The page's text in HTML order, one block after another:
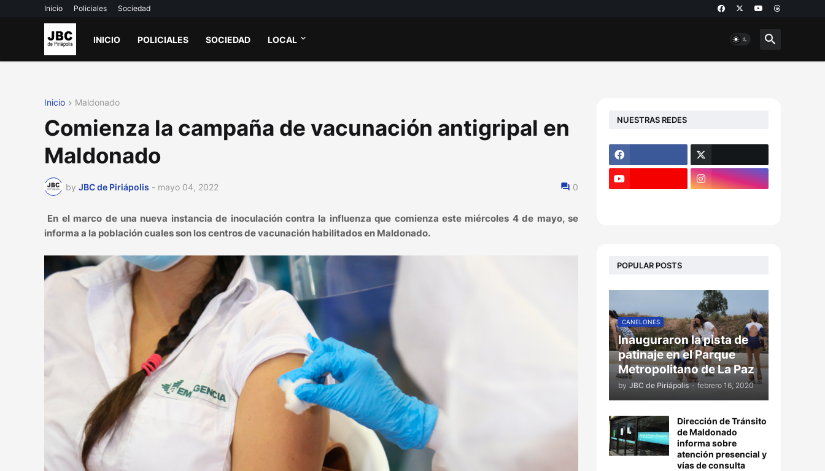
Inicio Policiales Sociedad
INICIO POLICIALES SOCIEDAD LOCAL
Inicio Maldonado
Comienza la campaña de vacunación antigripal en
Maldonado
by JBC de Piriápolis - mayo 04, 2022 0
En el marco de una nueva instancia de inoculación contra la influenza que comienza este miércoles 4 de mayo, se
informa a la población cuales son los centros de vacunación habilitados en Maldonado.
NUESTRAS REDES
POPULAR POSTS
CANELONES
Inauguraron la pista de
patinaje en el Parque
Metropolitano de La Paz
by JBC de Piriápolis - febrero 16, 2020
Dirección de Tránsito
de Maldonado
informa sobre
atención presencial y
vías de consulta